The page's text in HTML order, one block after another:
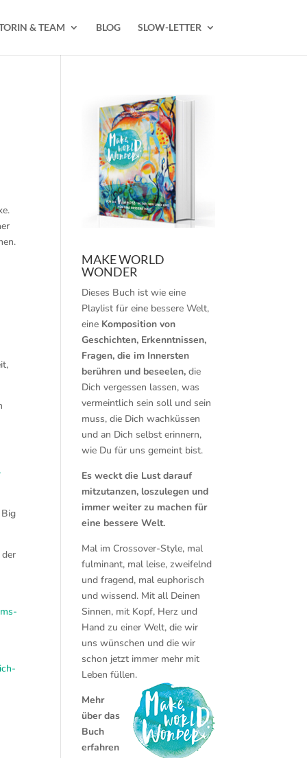
& TEAM BLOG SLOW-LETTER
MAKE WORLD
WONDER
Dieses Buch ist wie eine
Playlist für eine bessere Welt,
eine Komposition von
Geschichten, Erkenntnissen,
Fragen, die im Innersten
berühren und beseelen, die
Dich vergessen lassen, was
vermeintlich sein soll und sein
muss, die Dich wachküssen
und an Dich selbst erinnern,
wie Du für uns gemeint bist.
Es weckt die Lust darauf
mitzutanzen, loszulegen und
immer weiter zu machen für
eine bessere Welt.
Mal im Crossover-Style, mal
fulminant, mal leise, zweifelnd
und fragend, mal euphorisch
und wissend. Mit all Deinen
Sinnen, mit Kopf, Herz und
Hand zu einer Welt, die wir
uns wünschen und die wir
schon jetzt immer mehr mit
Leben füllen.
Mehr
über das
Buch
erfahren